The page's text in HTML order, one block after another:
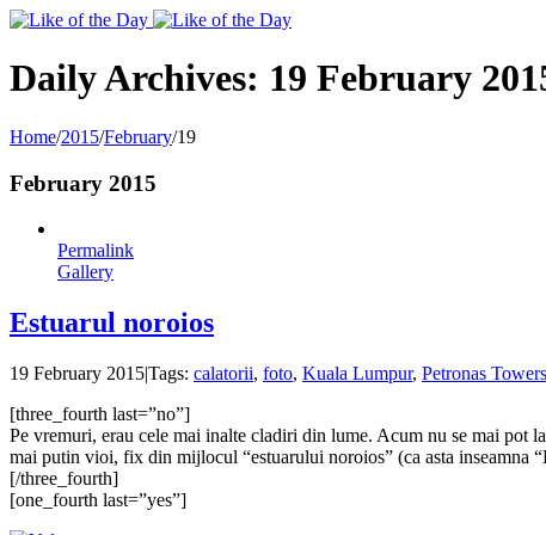
Toggle
Area
Daily Archives: 19 February
Home/2015/February/19
February 2015
Permalink
Gallery
Estuarul noroios
19 February 2015|Tags: calatorii, foto, Kuala Lumpur, Petronas Towers
[three_fourth last=”no”]
Pe vremuri, erau cele mai inalte cladiri din lume. Acum nu se mai pot
mai putin vioi, fix din mijlocul “estuarului noroios” (ca asta inseamna
[/three_fourth]
[one_fourth last=”yes”]